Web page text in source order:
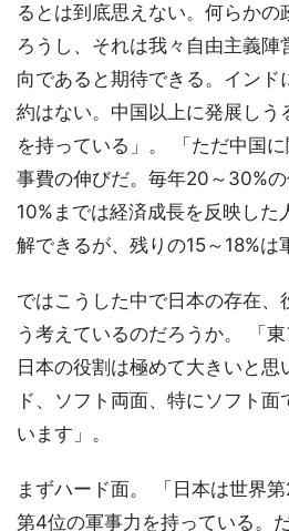
るとは到底思えない。何らか
ろうし、それは我々自由主義陣
向であると期待できる。インド
約はない。中国以上に発展しう
を持っている」。 「ただ中国
事費の伸びだ。毎年20～30%の
10%までは経済成長を反映した
解できるが、残りの15～18%は
ではこうした中で日本の存在、
う考えているのだろうか。 「
日本の役割は極めて大きいと思
ド、ソフト両面、特にソフト
います」。
まずハード面。 「日本は世界第
第4位の軍事力を持っている。